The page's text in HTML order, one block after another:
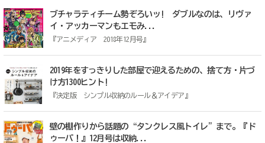
ブチャラティチーム勢ぞろいッ! ダブルなのは、リヴァ
イ・アッカーマンもエモみ...
『アニメディア 2018年12月号』
2019年をすっきりした部屋で迎えるための、捨て方・片づ
け方1300ヒント!
『決定版 シンプル収納のルール＆アイデア』
壁の棚作りから話題の“タンクレス風トイレ”まで。『ド
ゥーパ！』12月号は収納...